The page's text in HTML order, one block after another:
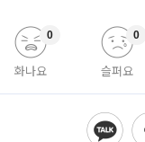
화나요
0
슬퍼요
0